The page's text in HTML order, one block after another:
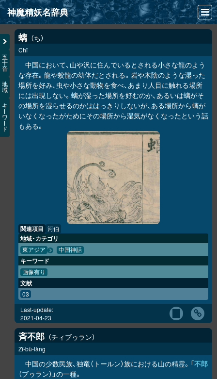
神魔精妖名辞典
NEWS
INFO
文献
検索
凖項目
画像資料便覧
五
十
音
地
域
キ
ワ
ド
螭 ち
Chī
中国において、山や沢に住んでいるとされる小さな龍のよう
な存在。龍や蛟龍の幼体だとされる。岩や木陰のような湿った
場所を好み、虫や小さな動物を食べ、あまり人目に触れる場所
には出現しない。螭が湿った場所を好むのか、あるいは螭がそ
の場所を湿らせるのかははっきりしないが、ある場所から螭が
いなくなったがためにその場所から湿気がなくなったという話
もある。
関連項目 河伯
地域・カテゴリ
東アジア 中国神話
キーワード
画像有り
文献
03
Last-update:
2021-04-23
斉不郎 チィブゥラン
Zī-bù-làng
中国の少数民族、独竜（トールン）族における山の精霊。「不郎
（ブゥラン）」の一種。